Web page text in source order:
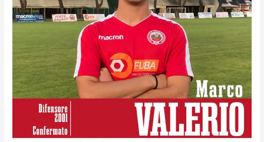
MAGGIORE